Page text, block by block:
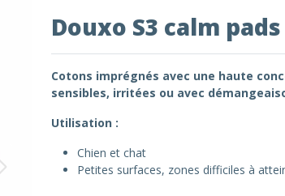
Douxo S3 calm pads
Cotons imprégnés avec une haute
sensibles, irritées ou avec
Utilisation :
Chien et chat
Petites surfaces, zones difficiles à